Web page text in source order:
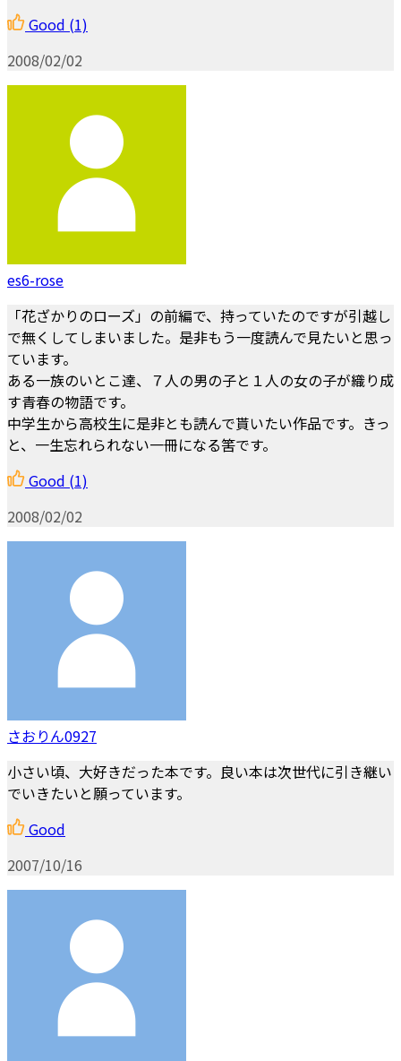
Good (1)
2008/02/02
es6-rose
「花ざかりのローズ」の前編で、持っていたのですが引越し
で無くしてしまいました。是非もう一度読んで見たいと思っ
ています。
ある一族のいとこ達、７人の男の子と１人の女の子が織り成
す青春の物語です。
中学生から高校生に是非とも読んで貰いたい作品です。きっ
と、一生忘れられない一冊になる筈です。
Good (1)
2008/02/02
さおりん0927
小さい頃、大好きだった本です。良い本は次世代に引き継い
でいきたいと願っています。
Good
2007/10/16